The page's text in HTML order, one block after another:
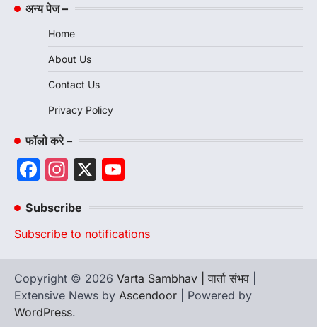
अन्य पेज –
Home
About Us
Contact Us
Privacy Policy
फॉलो करे –
Facebook
Instagram
X
Subscribe
Subscribe to notifications
Copyright © 2026 Varta Sambhav | वार्ता संभव
Extensive News by Ascendoor | Powered by
WordPress.